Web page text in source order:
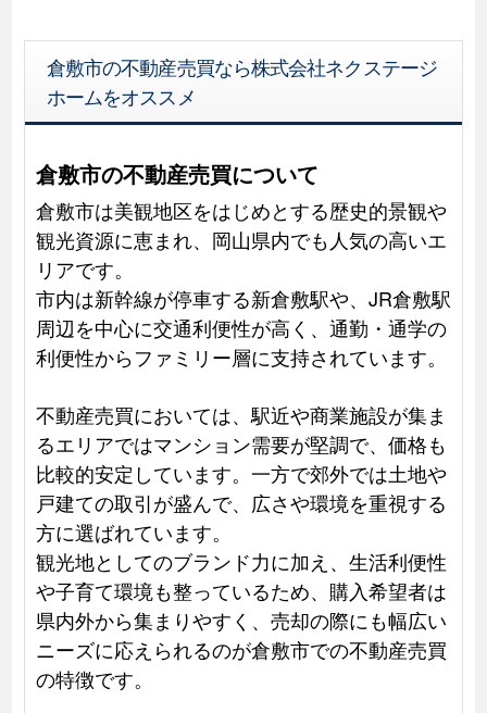
倉敷市の不動産売買なら株式会社ネクステージ
ホームをオススメ
倉敷市の不動産売買について
倉敷市は美観地区をはじめとする歴史的景観や
観光資源に恵まれ、岡山県内でも人気の高いエ
リアです。
市内は新幹線が停車する新倉敷駅や、JR倉敷駅
周辺を中心に交通利便性が高く、通勤・通学の
利便性からファミリー層に支持されています。
不動産売買においては、駅近や商業施設が集ま
るエリアではマンション需要が堅調で、価格も
比較的安定しています。一方で郊外では土地や
戸建ての取引が盛んで、広さや環境を重視する
方に選ばれています。
観光地としてのブランド力に加え、生活利便性
や子育て環境も整っているため、購入希望者は
県内外から集まりやすく、売却の際にも幅広い
ニーズに応えられるのが倉敷市での不動産売買
の特徴です。